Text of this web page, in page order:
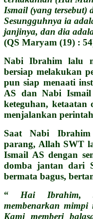
Ismail (yang tersebut)
Sesungguhnya ia
janjinya, dan dia
(QS Maryam (19) :
Nabi Ibrahim lalu
bersiap melakukan
pun siap menaati
AS dan Nabi
keteguhan, ketaatan
menjalankan
Saat Nabi Ibrahim
parang, Allah SWT
Ismail AS dengan
domba jantan dari
bermata bagus,
“ Hai Ibrahim,
membenarkan mimpi
Kami memberi